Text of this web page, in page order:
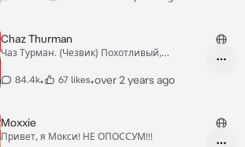
Chaz Thurman
Чаз Турман. (Чезвик) Похотливый,
84.4k• 67 likes•over 2 years ago
Moxxie
Привет, я Мокси! НЕ ОПОССУМ!!!